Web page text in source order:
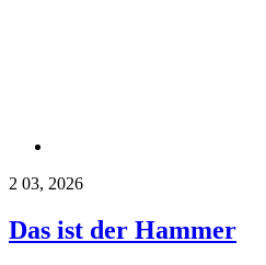
2 03, 2026
Das ist der Hammer